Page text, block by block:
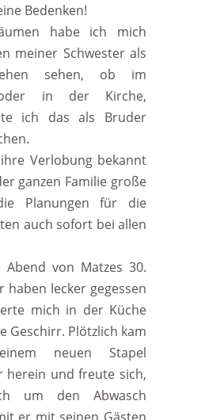
Bedenken!
habe ich mich
meiner Schwester als
sehen, ob im
oder in der Kirche,
ich das als Bruder
Verlobung bekannt
ganzen Familie große
Planungen für die
auch sofort bei allen
von Matzes 30.
haben lecker gegessen
mich in der Küche
Geschirr. Plötzlich kam
neuen Stapel
herein und freute sich,
um den Abwasch